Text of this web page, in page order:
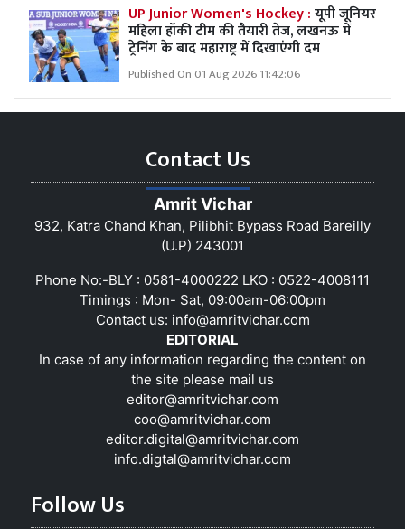
UP Junior Women's Hockey :यूपी जूनियर
महिला हॉकी टीम की तैयारी तेज, लखनऊ में
ट्रेनिंग के बाद महाराष्ट्र में दिखाएंगी दम
Published On 01 Aug 2026 11:42:06
Contact Us
Amrit Vichar
932, Katra Chand Khan, Pilibhit Bypass Road Bareilly
(U.P) 243001
Phone No:-BLY : 0581-4000222 LKO : 0522-4008111
Timings : Mon- Sat, 09:00am-06:00pm
Contact us: info@amritvichar.com
EDITORIAL
In case of any information regarding the content on
the site please mail us
editor@amritvichar.com
coo@amritvichar.com
editor.digital@amritvichar.com
info.digtal@amritvichar.com
Follow Us